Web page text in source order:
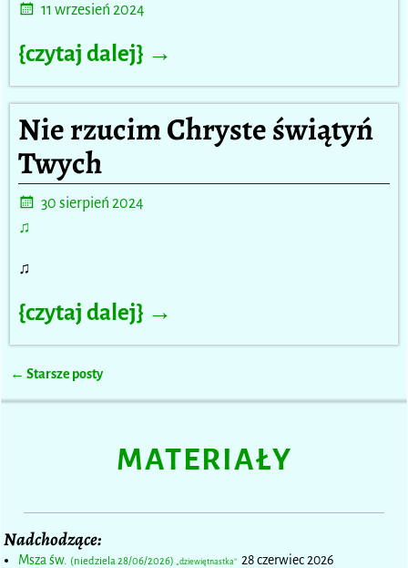
11 wrzesień 2024
{czytaj dalej} →
Nie rzucim Chryste świątyń
Twych
30 sierpień 2024
♫
♫
{czytaj dalej} →
Nawigacja
← Starsze posty
MATERIAŁY
Nadchodzące:
Msza św. (niedziela 28/06/2026) „dziewiętnastka” 28 czerwiec 2026